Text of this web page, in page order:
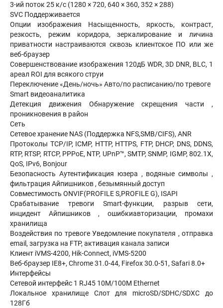
3-ий поток 25 к/с (1280 × 720, 640 × 360, 352 × 288)
SVC Поддерживается
Опции изображения Насыщенность, яркость, контраст,
резкость, режим коридора, зеркалирование и личина
приватности настраиваются сквозь клиентское ПО или же
веб-браузер
Совершенствование изображения 120дБ WDR, 3D DNR, BLC, 1
ареал ROI для всякого струи
Переключение «День/ночь» Авто/по расписанию/по тревоге
Smart видеоаналитика
Детекция движения Обнаружение скрещения части ,
проникновения в район
Сеть
Сетевое хранение NAS (Поддержка NFS,SMB/CIFS), ANR
Протоколы TCP/IP, ICMP, HTTP, HTTPS, FTP, DHCP, DNS, DDNS,
RTP, RTSP, RTCP, PPPoE, NTP, UPnP™, SMTP, SNMP, IGMP, 802.1X,
QoS, IPv6, Bonjour
Безопасность Аутентификация юзера , водяные символы ,
фильтрация Айпишников , безымянный доступ
Совместимость ONVIF(PROFILE S,PROFILE G), ISAPI
Срабатывание тревоги Smart-функции, разрыв сети,
инцидент Айпишников , ошибкиавторизации, промахи
хранилища
Воздействия по тревоге Уведомление покупателя , отправка
email, загрузка на FTP, активация канала записи
Клиент iVMS-4200, Hik-Connect, iVMS-5200
Веб-браузер IE8+, Chrome 31.0-44, Firefox 30.0-51, Safari 8.0+
Интерфейсы
Сетевой интерфейс 1 RJ45 10M/100M Ethernet
Локальное хранилище Слот для microSD/SDHC/SDXC до
128Гб